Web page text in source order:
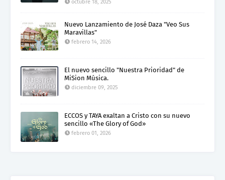
octubre 18, 2025
Nuevo Lanzamiento de José Daza "Veo Sus
Maravillas"
febrero 14, 2026
El nuevo sencillo "Nuestra Prioridad" de
MiSion Música.
diciembre 09, 2025
ECCOS y TAYA exaltan a Cristo con su nuevo
sencillo «The Glory of God»
febrero 01, 2026